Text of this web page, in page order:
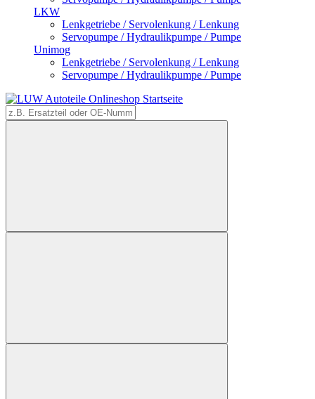
LKW
Lenkgetriebe / Servolenkung / Lenkung
Servopumpe / Hydraulikpumpe / Pumpe
Unimog
Lenkgetriebe / Servolenkung / Lenkung
Servopumpe / Hydraulikpumpe / Pumpe